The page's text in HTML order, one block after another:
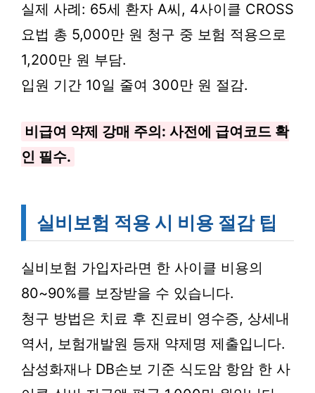
실제 사례: 65세 환자 A씨, 4사이클 CROSS
요법 총 5,000만 원 청구 중 보험 적용으로
1,200만 원 부담.
입원 기간 10일 줄여 300만 원 절감.
비급여 약제 강매 주의: 사전에 급여코드 확
인 필수.
실비보험 적용 시 비용 절감 팁
실비보험 가입자라면 한 사이클 비용의
80~90%를 보장받을 수 있습니다.
청구 방법은 치료 후 진료비 영수증, 상세내
역서, 보험개발원 등재 약제명 제출입니다.
삼성화재나 DB손보 기준 식도암 항암 한 사